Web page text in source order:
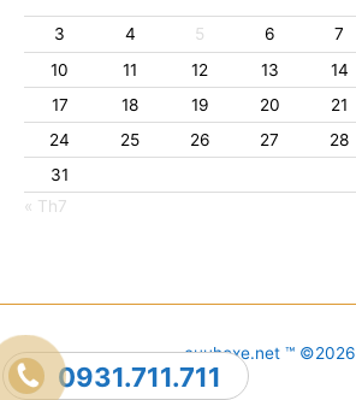
0931.711.711
3
4 5 6 7
10
11 12 13 14
17
18 19 20 21
24
25 26 27 28
31
« Th7
cuuhoxe.net ™ ©2026